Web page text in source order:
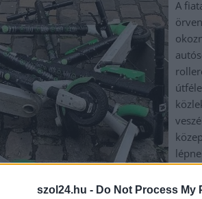
szol24.hu - Do Not Process My
A